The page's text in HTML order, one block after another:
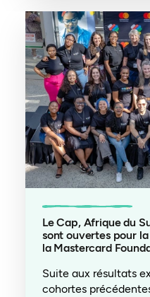
Le Cap, Afrique du
sont ouvertes pour
la Mastercard
Suite aux résultats
cohortes